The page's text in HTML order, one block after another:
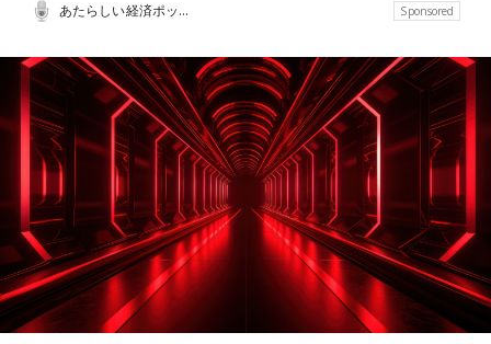
あたらしい経済ポッドキャスト Sponsored